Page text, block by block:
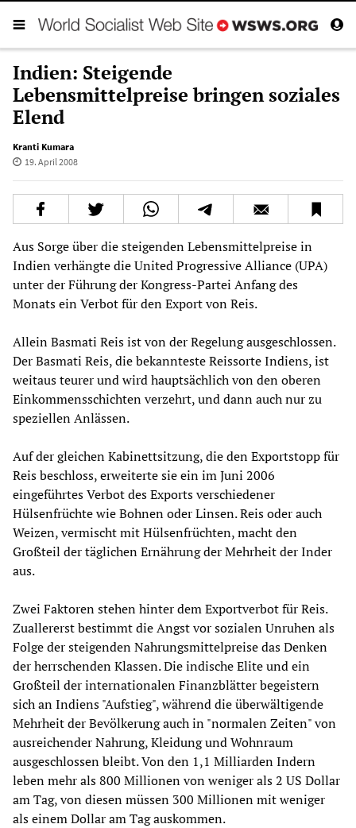
Indien: Steigende
Lebensmittelpreise bringen soziales
Elend
Kranti Kumara
19. April 2008
Aus Sorge über die steigenden Lebensmittelpreise in
Indien verhängte die United Progressive Alliance (UPA)
unter der Führung der Kongress-Partei Anfang des
Monats ein Verbot für den Export von Reis.
Allein Basmati Reis ist von der Regelung ausgeschlossen.
Der Basmati Reis, die bekannteste Reissorte Indiens, ist
weitaus teurer und wird hauptsächlich von den oberen
Einkommensschichten verzehrt, und dann auch nur zu
speziellen Anlässen.
Auf der gleichen Kabinettsitzung, die den Exportstopp für
Reis beschloss, erweiterte sie ein im Juni 2006
eingeführtes Verbot des Exports verschiedener
Hülsenfrüchte wie Bohnen oder Linsen. Reis oder auch
Weizen, vermischt mit Hülsenfrüchten, macht den
Großteil der täglichen Ernährung der Mehrheit der Inder
aus.
Zwei Faktoren stehen hinter dem Exportverbot für Reis.
Zuallererst bestimmt die Angst vor sozialen Unruhen als
Folge der steigenden Nahrungsmittelpreise das Denken
der herrschenden Klassen. Die indische Elite und ein
Großteil der internationalen Finanzblätter begeistern
sich an Indiens "Aufstieg", während die überwältigende
Mehrheit der Bevölkerung auch in "normalen Zeiten" von
ausreichender Nahrung, Kleidung und Wohnraum
ausgeschlossen bleibt. Von den 1,1 Milliarden Indern
leben mehr als 800 Millionen von weniger als 2 US Dollar
am Tag, von diesen müssen 300 Millionen mit weniger
als einem Dollar am Tag auskommen.